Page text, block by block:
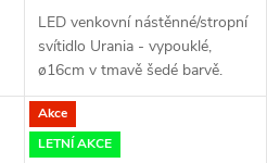
LED venkovní nástěnné/stropní
svítidlo Urania - vypouklé,
ø16cm v tmavě šedé barvě.
Akce
LETNÍ AKCE